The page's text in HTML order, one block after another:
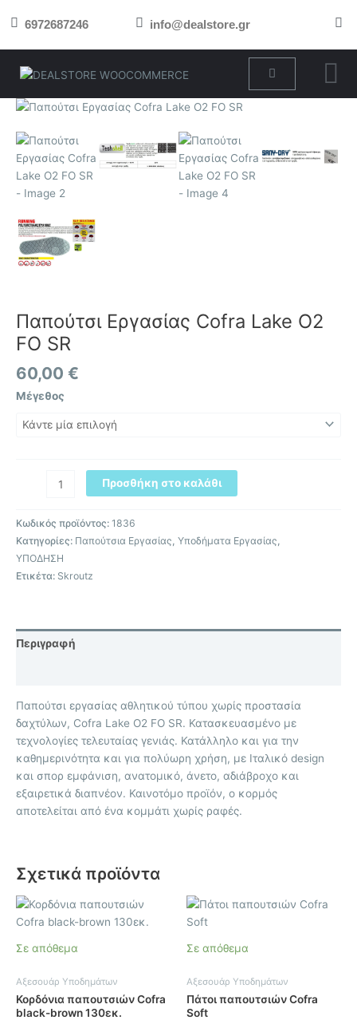
στο 6972687246 info@dealstore.gr
Cart
Παπούτσι Εργασίας Cofra Lake O2
FO SR
60,00 €
Μέγεθος
Παπούτσι
Cofra
Lake
O2
FO
ποσότητα
Προσθήκη στο καλάθι
Κωδικός προϊόντος: 1836
Κατηγορίες: Παπούτσια Εργασίας, Υποδήματα Εργασίας,
ΥΠΟΔΗΣΗ
Ετικέτα: Skroutz
Περιγραφή
Παπούτσι εργασίας αθλητικού τύπου χωρίς προστασία
δαχτύλων, Cofra Lake O2 FO SR. Κατασκευασμένο με
τεχνολογίες τελευταίας γενιάς. Κατάλληλο και για την
καθημερινότητα και για πολύωρη χρήση, με Iταλικό design
και σπορ εμφάνιση, ανατομικό, άνετο, αδιάβροχο και
εξαιρετικά διαπνέον. Καινοτόμο προϊόν, ο κορμός
αποτελείται από ένα κομμάτι χωρίς ραφές.
Σχετικά προϊόντα
Σε απόθεμα
Αξεσουάρ Υποδημάτων
Κορδόνια παπουτσιών Cofra
black-brown 130εκ.
Σε απόθεμα
Αξεσουάρ Υποδημάτων
Πάτοι παπουτσιών Cofra
Soft
Αυτό
έχει
παραλλαγές.